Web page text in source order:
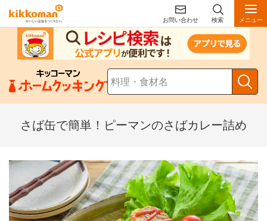
お問い合わせ 検索 メニュー
さば缶で簡単！ピーマンのさばカレー詰め